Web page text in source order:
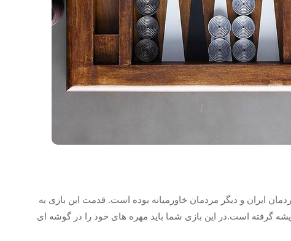
ایران و دیگر مردمان خاورمیانه بوده است. قدمت این بازی به
ریشه گرفته است.در این بازی شما باید مهره های خود را در گوشه ای